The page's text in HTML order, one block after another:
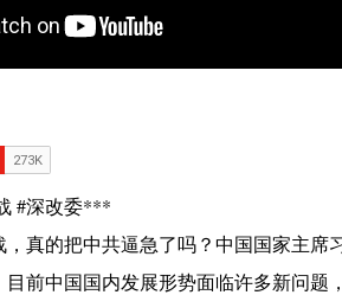
#深改委***
真的把中共逼急了吗？中国国家主席
前中国国内发展形势面临许多新问题